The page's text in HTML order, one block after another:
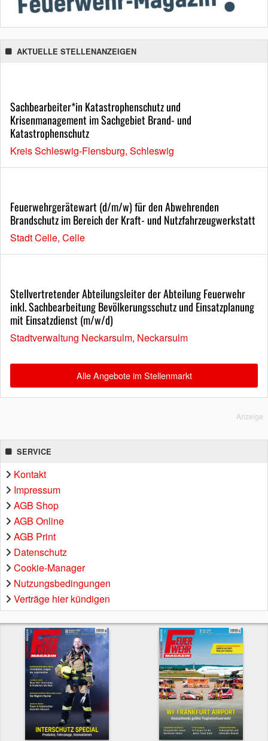
AKTUELLE STELLENANZEIGEN
Sachbearbeiter*in Katastrophenschutz und
Krisenmanagement im Sachgebiet Brand- und
Katastrophenschutz
Kreis Schleswig-Flensburg, Schleswig
Feuerwehrgerätewart (d/m/w) für den Abwehrenden
Brandschutz im Bereich der Kraft- und Nutzfahrzeugwerkstatt
Stadt Celle, Celle
Stellvertretender Abteilungsleiter der Abteilung Feuerwehr
inkl. Sachbearbeitung Bevölkerungsschutz und Einsatzplanung
mit Einsatzdienst (m/w/d)
Stadtverwaltung Neckarsulm, Neckarsulm
Alle Angebote im Stellenmarkt
Anzeige
SERVICE
Kontakt
Impressum
AGB Shop
AGB Online
AGB Print
Datenschutz
Cookie-Manager
Nutzungsbedingungen
Verträge hier kündigen